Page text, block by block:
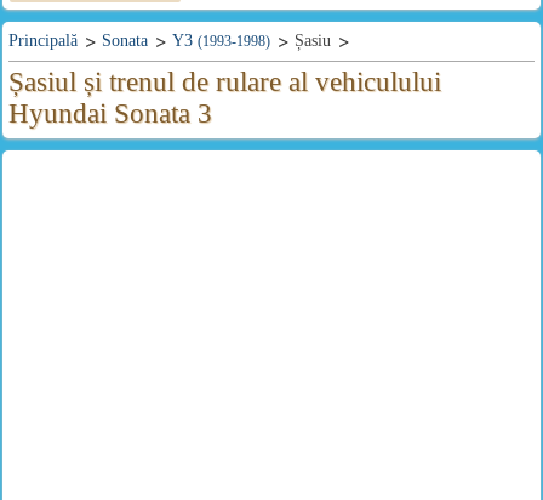
Principală Sonata Y3 (1993-1998) Șasiu
Șasiul și trenul de rulare al vehiculului
Hyundai Sonata 3